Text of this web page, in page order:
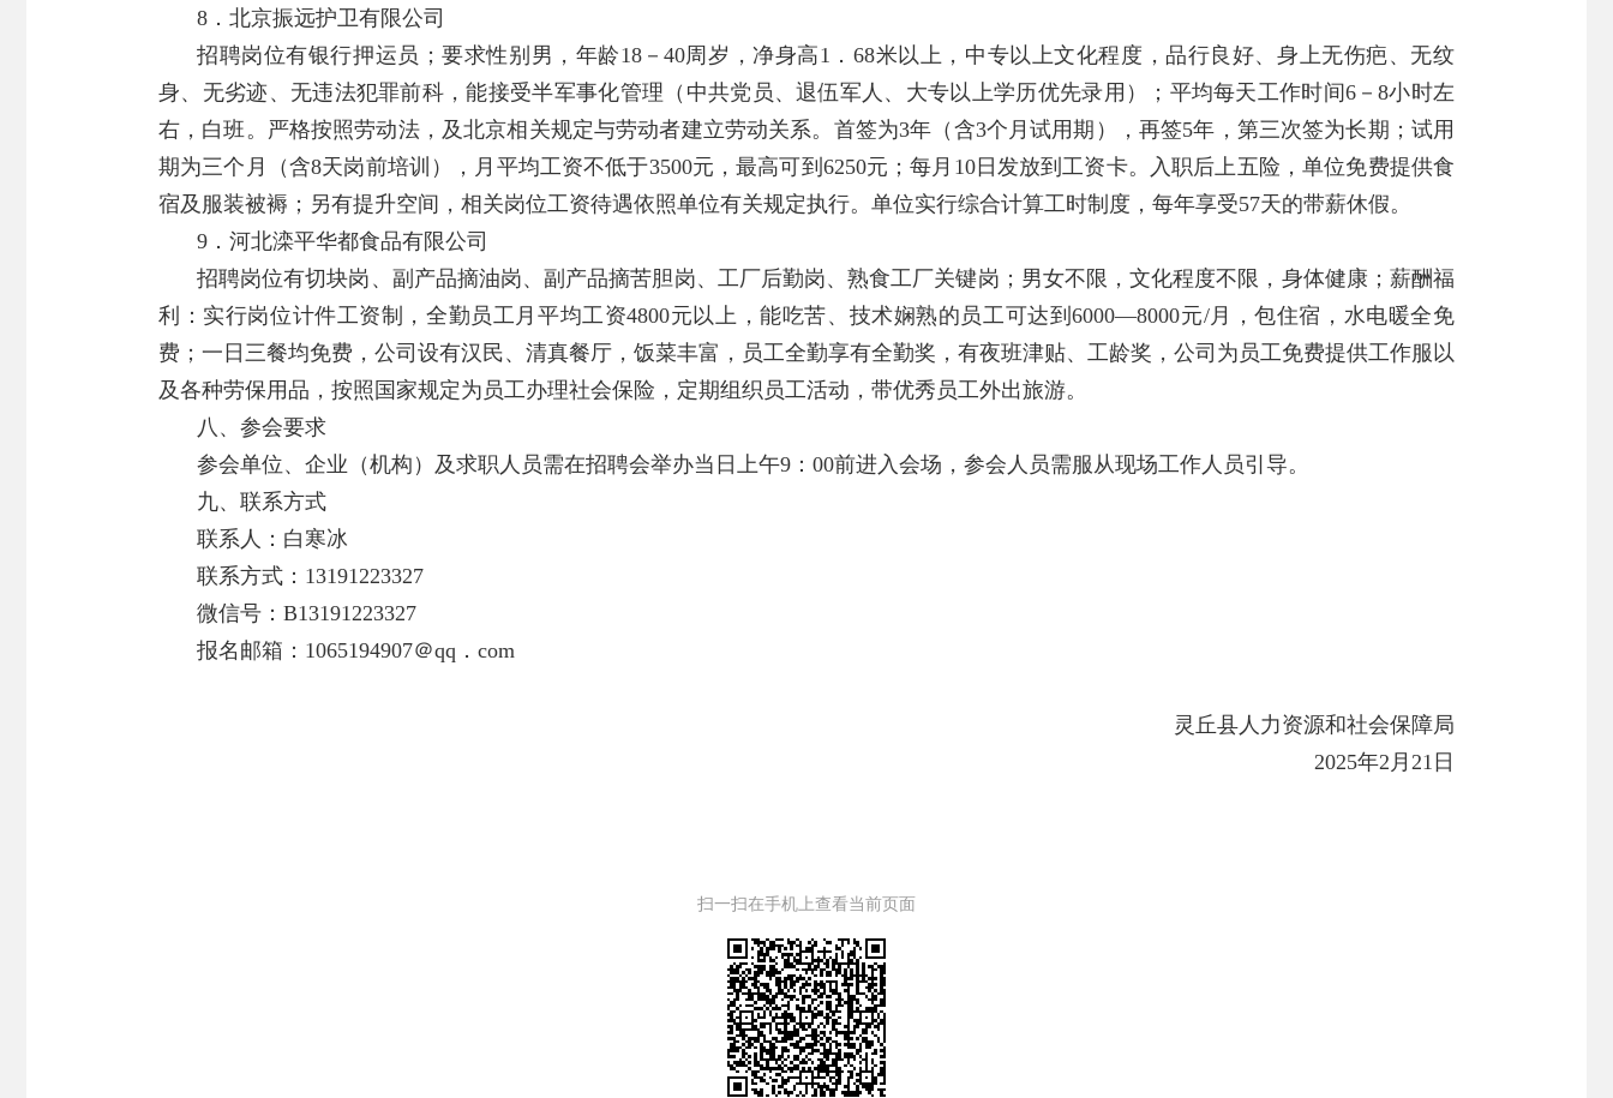
8．北京振远护卫有限公司
招聘岗位有银行押运员；要求性别男，年龄18－40周岁，净身高1．68米以上，中专以上文化程度，品行良好、身上无伤疤、无纹
身、无劣迹、无违法犯罪前科，能接受半军事化管理（中共党员、退伍军人、大专以上学历优先录用）；平均每天工作时间6－8小时左
右，白班。严格按照劳动法，及北京相关规定与劳动者建立劳动关系。首签为3年（含3个月试用期），再签5年，第三次签为长期；试用
期为三个月（含8天岗前培训），月平均工资不低于3500元，最高可到6250元；每月10日发放到工资卡。入职后上五险，单位免费提供食
宿及服装被褥；另有提升空间，相关岗位工资待遇依照单位有关规定执行。单位实行综合计算工时制度，每年享受57天的带薪休假。
9．河北滦平华都食品有限公司
招聘岗位有切块岗、副产品摘油岗、副产品摘苦胆岗、工厂后勤岗、熟食工厂关键岗；男女不限，文化程度不限，身体健康；薪酬福
利：实行岗位计件工资制，全勤员工月平均工资4800元以上，能吃苦、技术娴熟的员工可达到6000—8000元/月，包住宿，水电暖全免
费；一日三餐均免费，公司设有汉民、清真餐厅，饭菜丰富，员工全勤享有全勤奖，有夜班津贴、工龄奖，公司为员工免费提供工作服以
及各种劳保用品，按照国家规定为员工办理社会保险，定期组织员工活动，带优秀员工外出旅游。
八、参会要求
参会单位、企业（机构）及求职人员需在招聘会举办当日上午9：00前进入会场，参会人员需服从现场工作人员引导。
九、联系方式
联系人：白寒冰
联系方式：13191223327
微信号：B13191223327
报名邮箱：1065194907＠qq．com
灵丘县人力资源和社会保障局
2025年2月21日
扫一扫在手机上查看当前页面